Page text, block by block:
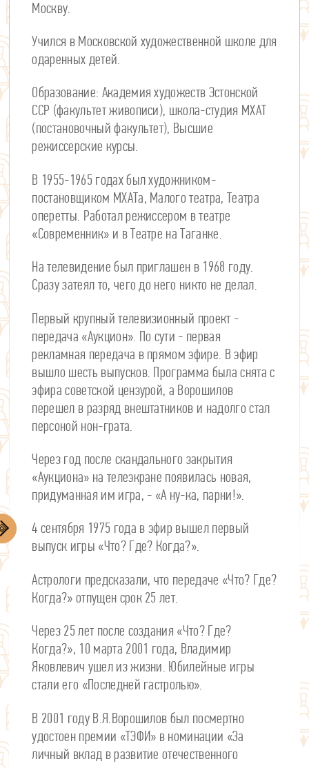
Москву.
Учился в Московской художественной школе для
одаренных детей.
Образование: Академия художеств Эстонской
ССР (факультет живописи), школа-студия МХАТ
(постановочный факультет), Высшие
режиссерские курсы.
В 1955-1965 годах был художником-
постановщиком МХАТа, Малого театра, Театра
оперетты. Работал режиссером в театре
«Современник» и в Театре на Таганке.
На телевидение был приглашен в 1968 году.
Сразу затеял то, чего до него никто не делал.
Первый крупный телевизионный проект -
передача «Аукцион». По сути - первая
рекламная передача в прямом эфире. В эфир
вышло шесть выпусков. Программа была снята с
эфира советской цензурой, а Ворошилов
перешел в разряд внештатников и надолго стал
персоной нон-грата.
Через год после скандального закрытия
«Аукциона» на телеэкране появилась новая,
придуманная им игра, - «А ну-ка, парни!».
4 сентября 1975 года в эфир вышел первый
выпуск игры «Что? Где? Когда?».
Астрологи предсказали, что передаче «Что? Где?
Когда?» отпущен срок 25 лет.
Через 25 лет после создания «Что? Где?
Когда?», 10 марта 2001 года, Владимир
Яковлевич ушел из жизни. Юбилейные игры
стали его «Последней гастролью».
В 2001 году В.Я.Ворошилов был посмертно
удостоен премии «ТЭФИ» в номинации «За
личный вклад в развитие отечественного